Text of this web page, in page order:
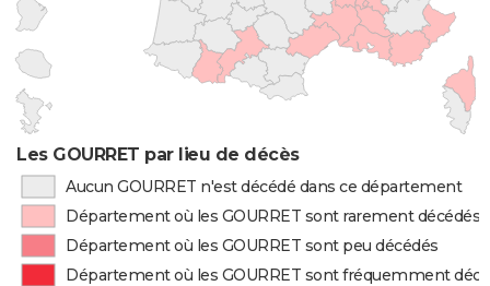
Les GOURRET par lieu de décès
Aucun GOURRET n'est décédé dans ce département
Département où les GOURRET sont rarement décédés
Département où les GOURRET sont peu décédés
Département où les GOURRET sont fréquemment